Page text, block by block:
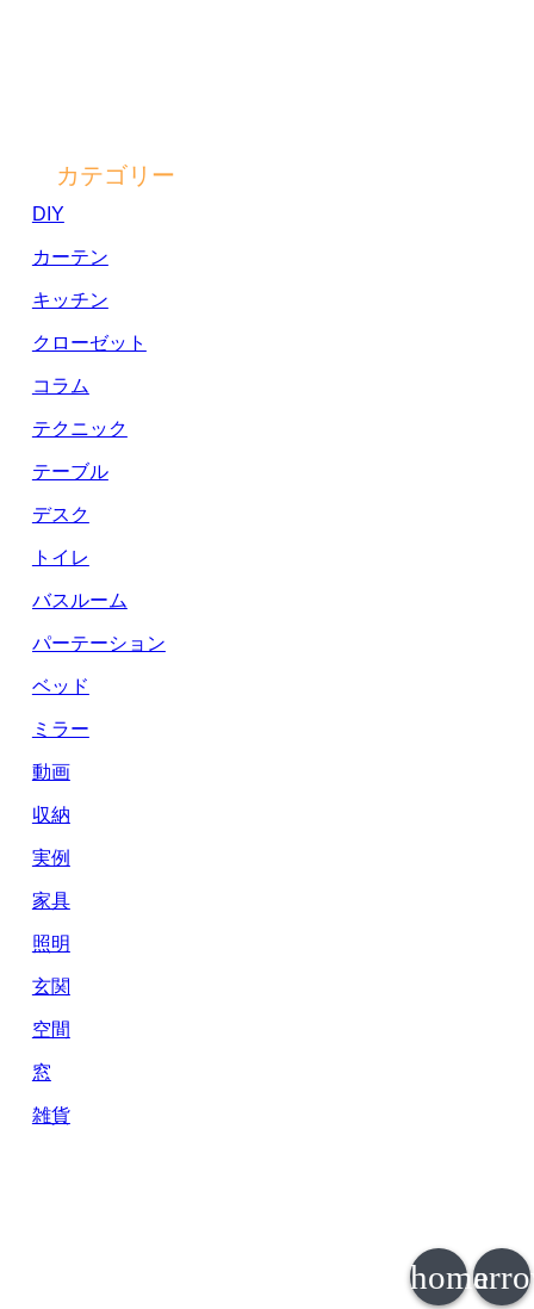
カテゴリー
DIY
カーテン
キッチン
クローゼット
コラム
テクニック
テーブル
デスク
トイレ
バスルーム
パーテーション
ベッド
ミラー
動画
収納
実例
家具
照明
玄関
空間
窓
雑貨
home